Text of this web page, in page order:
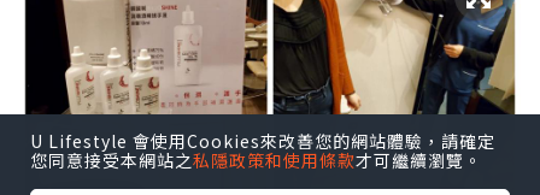
U Lifestyle 會使用Cookies來改善您的網站體驗，請確定
您同意接受本網站之私隱政策和使用條款才可繼續瀏覽。